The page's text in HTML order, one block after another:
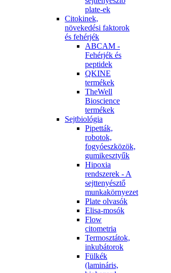
plate-ek
Citokinek,
növekedési faktorok
és fehérjék
ABCAM -
Fehérjék és
peptidek
QKINE
termékek
TheWell
Bioscience
termékek
Sejtbiológia
Pipetták,
robotok,
fogyóeszközök,
gumikesztyűk
Hipoxia
rendszerek - A
sejttenyésztő
munkakörnyezet
Plate olvasók
Elisa-mosók
Flow
citometria
Termosztátok,
inkubátorok
Fülkék
(lamináris,